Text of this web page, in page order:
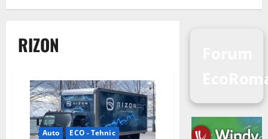
RIZON
Auto
ECO - Tehnic